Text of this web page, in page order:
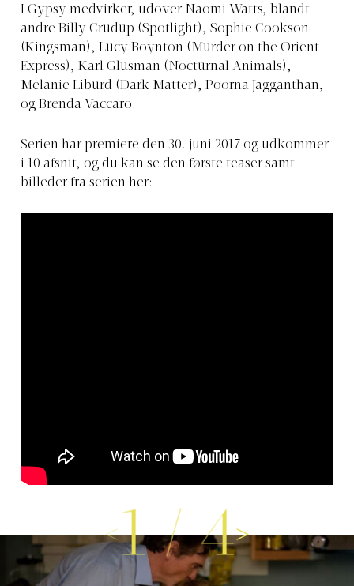
I Gypsy medvirker, udover Naomi Watts, blandt
andre Billy Crudup (Spotlight), Sophie Cookson
(Kingsman), Lucy Boynton (Murder on the Orient
Express), Karl Glusman (Nocturnal Animals),
Melanie Liburd (Dark Matter), Poorna Jagganthan,
og Brenda Vaccaro.
Serien har premiere den 30. juni 2017 og udkommer
i 10 afsnit, og du kan se den første teaser samt
billeder fra serien her:
1/4